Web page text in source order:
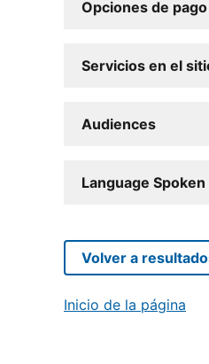
Opciones de pago
Servicios en el
Audiences
Language Spoken
Volver a
Inicio de la página